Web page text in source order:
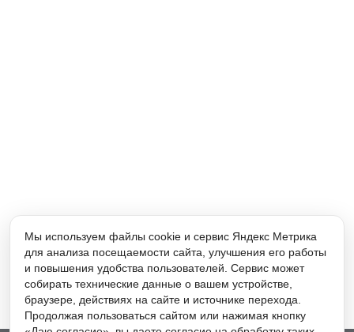
Мы используем файлы cookie и сервис Яндекс Метрика
для анализа посещаемости сайта, улучшения его работы
и повышения удобства пользователей. Сервис может
собирать технические данные о вашем устройстве,
браузере, действиях на сайте и источнике перехода.
Продолжая пользоваться сайтом или нажимая кнопку